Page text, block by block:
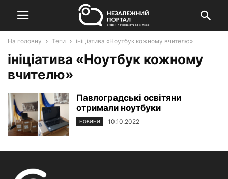
На головну Теги ініціатива «Ноутбук кожному вчителю»
ініціатива «Ноутбук кожному
вчителю»
Павлоградські освітяни
отримали ноутбуки
НОВИНИ 10.10.2022